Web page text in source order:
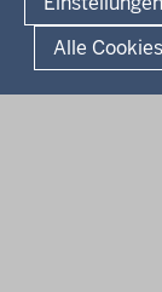
Alle
Dokumente und